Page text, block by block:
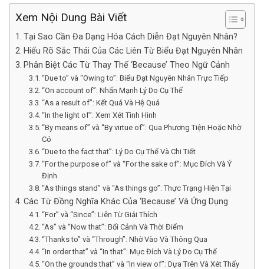
Xem Nội Dung Bài Viết
Tại Sao Cần Đa Dạng Hóa Cách Diễn Đạt Nguyên Nhân?
Hiểu Rõ Sắc Thái Của Các Liên Từ Biểu Đạt Nguyên Nhân
Phân Biệt Các Từ Thay Thế ‘Because’ Theo Ngữ Cảnh
“Due to” và “Owing to”: Biểu Đạt Nguyên Nhân Trực Tiếp
“On account of”: Nhấn Mạnh Lý Do Cụ Thể
“As a result of”: Kết Quả Và Hệ Quả
“In the light of”: Xem Xét Tình Hình
“By means of” và “By virtue of”: Qua Phương Tiện Hoặc Nhờ
Có
“Due to the fact that”: Lý Do Cụ Thể Và Chi Tiết
“For the purpose of” và “For the sake of”: Mục Đích Và Ý
Định
“As things stand” và “As things go”: Thực Trạng Hiện Tại
Các Từ Đồng Nghĩa Khác Của ‘Because’ Và Ứng Dụng
“For” và “Since”: Liên Từ Giải Thích
“As” và “Now that”: Bối Cảnh Và Thời Điểm
“Thanks to” và “Through”: Nhờ Vào Và Thông Qua
“In order that” và “In that”: Mục Đích Và Lý Do Cụ Thể
“On the grounds that” và “In view of”: Dựa Trên Và Xét Thấy